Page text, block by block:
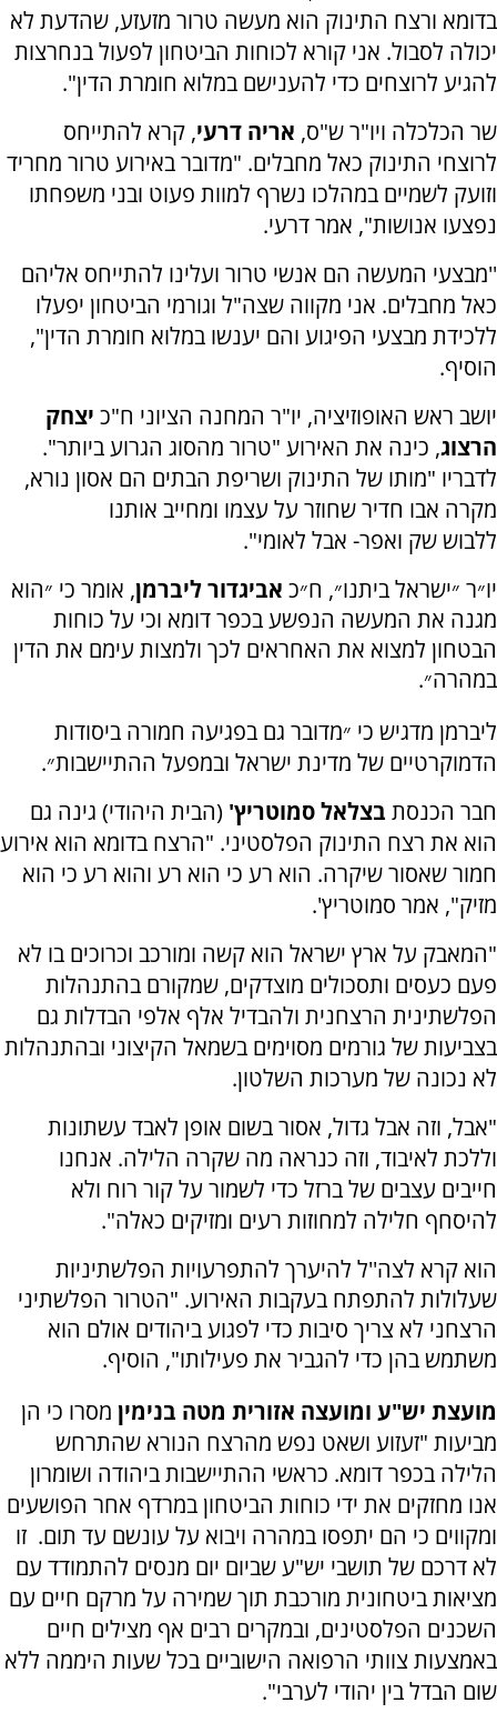
בדומא ורצח התינוק הוא מעשה טרור מזעזע, שהדעת לא
יכולה לסבול. אני קורא לכוחות הביטחון לפעול בנחרצות
להגיע לרוצחים כדי להענישם במלוא חומרת הדין".
שר הכלכלה ויו"ר ש"ס, אריה דרעי, קרא להתייחס
לרוצחי התינוק כאל מחבלים. "מדובר באירוע טרור מחריד
וזועק לשמיים במהלכו נשרף למוות פעוט ובני משפחתו
נפצעו אנושות", אמר דרעי.
''מבצעי המעשה הם אנשי טרור ועלינו להתייחס אליהם
כאל מחבלים. אני מקווה שצה"ל וגורמי הביטחון יפעלו
ללכידת מבצעי הפיגוע והם יענשו במלוא חומרת הדין",
הוסיף.
יושב ראש האופוזיציה, יו"ר המחנה הציוני ח"כ יצחק
הרצוג, כינה את האירוע "טרור מהסוג הגרוע ביותר".
לדבריו "מותו של התינוק ושריפת הבתים הם אסון נורא,
מקרה אבו חדיר שחוזר על עצמו ומחייב אותנו
ללבוש שק ואפר- אבל לאומי".
יו״ר ״ישראל ביתנו״, ח״כ אביגדור ליברמן, אומר כי ״הוא
מגנה את המעשה הנפשע בכפר דומא וכי על כוחות
הבטחון למצוא את האחראים לכך ולמצות עימם את הדין
במהרה״.
ליברמן מדגיש כי ״מדובר גם בפגיעה חמורה ביסודות
הדמוקרטיים של מדינת ישראל ובמפעל ההתיישבות״.
חבר הכנסת בצלאל סמוטריץ' (הבית היהודי) גינה גם
הוא את רצח התינוק הפלסטיני. "הרצח בדומא הוא אירוע
חמור שאסור שיקרה. הוא רע כי הוא רע והוא רע כי הוא
מזיק", אמר סמוטריץ'.
"המאבק על ארץ ישראל הוא קשה ומורכב וכרוכים בו לא
פעם כעסים ותסכולים מוצדקים, שמקורם בהתנהלות
הפלשתינית הרצחנית ולהבדיל אלף אלפי הבדלות גם
בצביעות של גורמים מסוימים בשמאל הקיצוני ובהתנהלות
לא נכונה של מערכות השלטון.
"אבל, וזה אבל גדול, אסור בשום אופן לאבד עשתונות
וללכת לאיבוד, וזה כנראה מה שקרה הלילה. אנחנו
חייבים עצבים של ברזל כדי לשמור על קור רוח ולא
להיסחף חלילה למחוזות רעים ומזיקים כאלה".
הוא קרא לצה''ל להיערך להתפרעויות הפלשתיניות
שעלולות להתפתח בעקבות האירוע. "הטרור הפלשתיני
הרצחני לא צריך סיבות כדי לפגוע ביהודים אולם הוא
משתמש בהן כדי להגביר את פעילותו", הוסיף.
מועצת יש"ע ומועצה אזורית מטה בנימין מסרו כי הן
מביעות "זעזוע ושאט נפש מהרצח הנורא שהתרחש
הלילה בכפר דומא. כראשי ההתיישבות ביהודה ושומרון
אנו מחזקים את ידי כוחות הביטחון במרדף אחר הפושעים
ומקווים כי הם יתפסו במהרה ויבוא על עונשם עד תום. זו
לא דרכם של תושבי יש"ע שביום יום מנסים להתמודד עם
מציאות ביטחונית מורכבת תוך שמירה על מרקם חיים עם
השכנים הפלסטינים, ובמקרים רבים אף מצילים חיים
באמצעות צוותי הרפואה הישוביים בכל שעות היממה ללא
שום הבדל בין יהודי לערבי".